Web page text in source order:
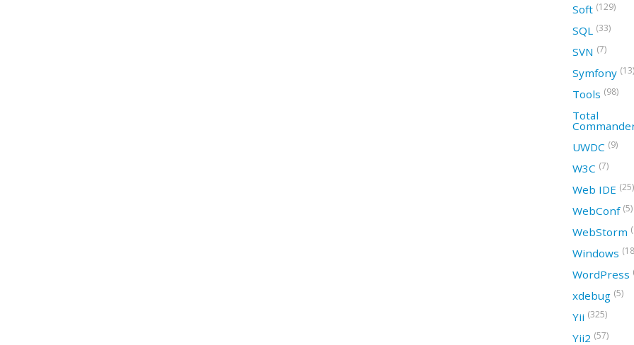
Soft (129)
SQL (33)
SVN (7)
Symfony (13)
Tools (98)
Total
UWDC (9)
W3C (7)
Web IDE (25)
WebConf (5)
WebStorm
Windows
WordPress
xdebug (5)
Yii (325)
Yii2 (57)